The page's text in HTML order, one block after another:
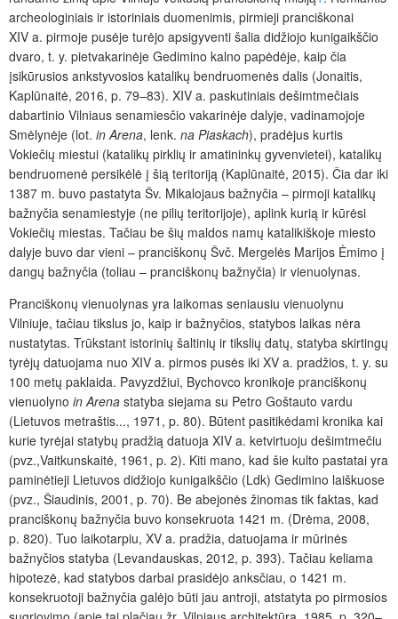
archeologiniais ir istoriniais duomenimis, pirmieji pranciškonai
XIV a. pirmoje pusėje turėjo apsigyventi šalia didžiojo kunigaikščio
dvaro, t. y. pietvakarinėje Gedimino kalno papėdėje, kaip čia
įsikūrusios ankstyvosios katalikų bendruomenės dalis (Jonaitis,
Kaplūnaitė, 2016, p. 79–83). XIV a. paskutiniais dešimtmečiais
dabartinio Vilniaus senamiesčio vakarinėje dalyje, vadinamojoje
Smėlynėje (lot. in Arena, lenk. na Piaskach), pradėjus kurtis
Vokiečių miestui (katalikų pirklių ir amatininkų gyvenvietei), katalikų
bendruomenė persikėlė į šią teritoriją (Kaplūnaitė, 2015). Čia dar iki
1387 m. buvo pastatyta Šv. Mikalojaus bažnyčia – pirmoji katalikų
bažnyčia senamiestyje (ne pilių teritorijoje), aplink kurią ir kūrėsi
Vokiečių miestas. Tačiau be šių maldos namų katalikiškoje miesto
dalyje buvo dar vieni – pranciškonų Švč. Mergelės Marijos Ėmimo į
dangų bažnyčia (toliau – pranciškonų bažnyčia) ir vienuolynas.
Pranciškonų vienuolynas yra laikomas seniausiu vienuolynu
Vilniuje, tačiau tikslus jo, kaip ir bažnyčios, statybos laikas nėra
nustatytas. Trūkstant istorinių šaltinių ir tikslių datų, statyba skirtingų
tyrėjų datuojama nuo XIV a. pirmos pusės iki XV a. pradžios, t. y. su
100 metų paklaida. Pavyzdžiui, Bychovco kronikoje pranciškonų
vienuolyno in Arena statyba siejama su Petro Goštauto vardu
(Lietuvos metraštis..., 1971, p. 80). Būtent pasitikėdami kronika kai
kurie tyrėjai statybų pradžią datuoja XIV a. ketvirtuoju dešimtmečiu
(pvz.,Vaitkunskaitė, 1961, p. 2). Kiti mano, kad šie kulto pastatai yra
paminėtieji Lietuvos didžiojo kunigaikščio (Ldk) Gedimino laiškuose
(pvz., Šiaudinis, 2001, p. 70). Be abejonės žinomas tik faktas, kad
pranciškonų bažnyčia buvo konsekruota 1421 m. (Drėma, 2008,
p. 820). Tuo laikotarpiu, XV a. pradžia, datuojama ir mūrinės
bažnyčios statyba (Levandauskas, 2012, p. 393). Tačiau keliama
hipotezė, kad statybos darbai prasidėjo anksčiau, o 1421 m.
konsekruotoji bažnyčia galėjo būti jau antroji, atstatyta po pirmosios